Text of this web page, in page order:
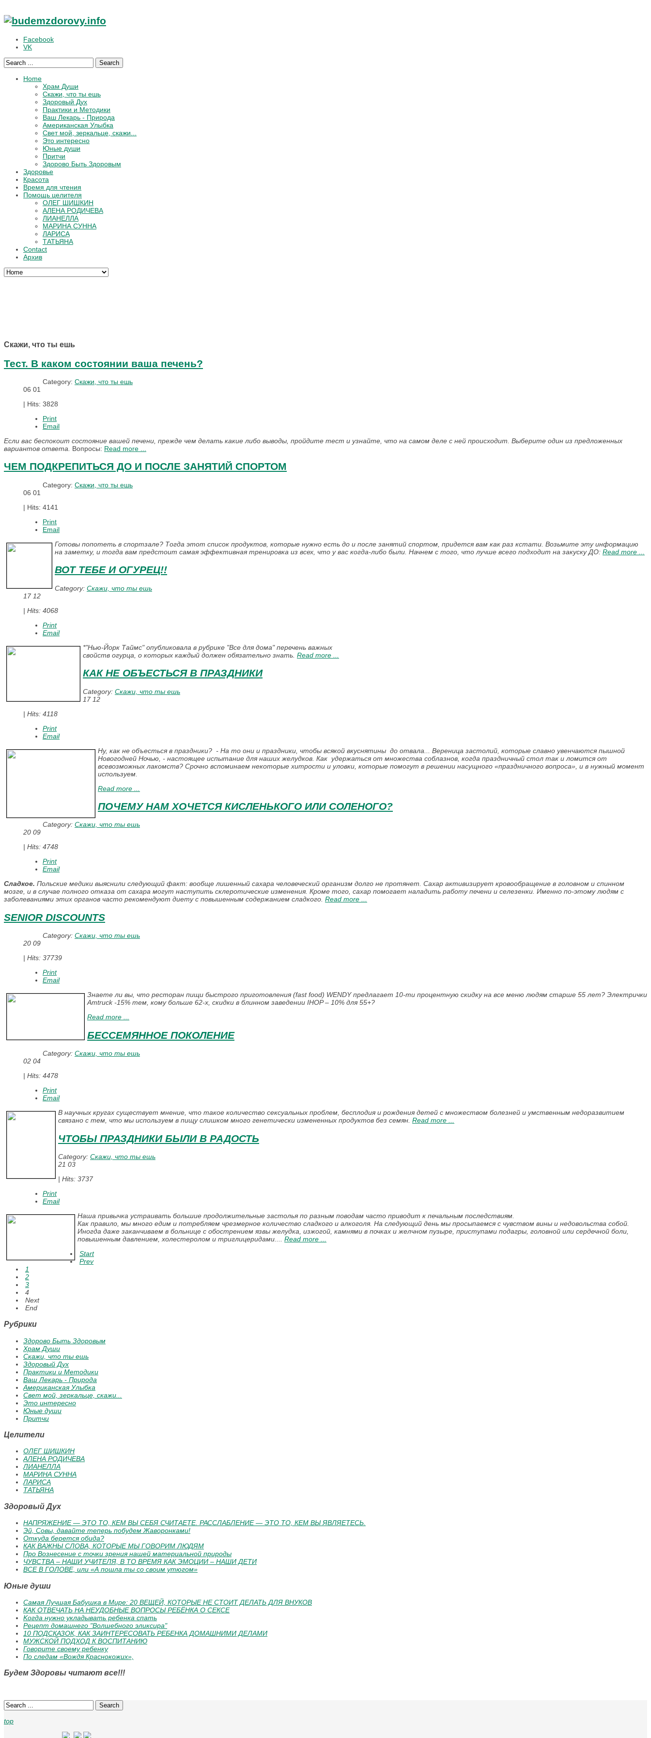
Facebook
VK
Search
Home
Храм Души
Скажи, что ты ешь
Здоровый Дух
Практики и Методики
Ваш Лекарь - Природа
Американская Улыбка
Свет мой, зеркальце, скажи...
Это интересно
Юные души
Притчи
Здорово Быть Здоровым
Здоровье
Красота
Время для чтения
Помощь целителя
ОЛЕГ ШИШКИН
АЛЕНА РОДИЧЕВА
ЛИАНЕЛЛА
МАРИНА СУННА
ЛАРИСА
ТАТЬЯНА
Contact
Архив
Скажи, что ты ешь
Тест. В каком состоянии ваша печень?
Category: Скажи, что ты ешь
06 01
| Hits: 3828
Print
Email
Если вас беспокоит состояние вашей печени, прежде чем делать какие либо выводы, пройдите тест и узнайте, что на самом деле с ней происходит. Выберите один из предложенных
вариантов ответа. Вопросы: Read more ...
ЧЕМ ПОДКРЕПИТЬСЯ ДО И ПОСЛЕ ЗАНЯТИЙ СПОРТОМ
Category: Скажи, что ты ешь
06 01
| Hits: 4141
Print
Email
Готовы попотеть в спортзале? Тогда этот список продуктов, которые нужно есть до и после занятий спортом, придется вам как раз кстати. Возьмите эту информацию
на заметку, и тогда вам предстоит самая эффективная тренировка из всех, что у вас когда-либо были. Начнем с того, что лучше всего подходит на закуску ДО: Read more ...
ВОТ ТЕБЕ И ОГУРЕЦ!!
Category: Скажи, что ты ешь
17 12
| Hits: 4068
Print
Email
*"Нью-Йорк Таймс" опубликовала в рубрике "Все для дома" перечень важных
свойств огурца, о которых каждый должен обязательно знать. Read more ...
КАК НЕ ОБЪЕСТЬСЯ В ПРАЗДНИКИ
Category: Скажи, что ты ешь
17 12
| Hits: 4118
Print
Email
Ну, как не объесться в праздники? - На то они и праздники, чтобы всякой вкуснятины до отвала... Вереница застолий, которые славно увенчаются пышной
Новогодней Ночью, - настоящее испытание для наших желудков. Как удержаться от множества соблазнов, когда праздничный стол так и ломится от
всевозможных лакомств? Срочно вспоминаем некоторые хитрости и уловки, которые помогут в решении насущного «праздничного вопроса», и в нужный момент
используем.
Read more ...
ПОЧЕМУ НАМ ХОЧЕТСЯ КИСЛЕНЬКОГО ИЛИ СОЛЕНОГО?
Category: Скажи, что ты ешь
20 09
| Hits: 4748
Print
Email
Сладкое. Польские медики выяснили следующий факт: вообще лишенный сахара человеческий организм долго не протянет. Сахар активизирует кровообращение в головном и спинном
мозге, и в случае полного отказа от сахара могут наступить склеротические изменения. Кроме того, сахар помогает наладить работу печени и селезенки. Именно по-этому людям с
заболеваниями этих органов часто рекомендуют диету с повышенным содержанием сладкого. Read more ...
SENIOR DISCOUNTS
Category: Скажи, что ты ешь
20 09
| Hits: 37739
Print
Email
Знаете ли вы, что ресторан пищи быстрого приготовления (fast food) WENDY предлагает 10-ти процентную скидку на все меню людям старше 55 лет? Электрички
Amtruck -15% тем, кому больше 62-х, скидки в блинном заведении IHOP – 10% для 55+?
Read more ...
БЕCСЕМЯННОЕ ПОКОЛЕНИЕ
Category: Скажи, что ты ешь
02 04
| Hits: 4478
Print
Email
В научных кругах существует мнение, что такое количество сексуальных проблем, бесплодия и рождения детей с множеством болезней и умственным недоразвитием
связано с тем, что мы используем в пищу слишком много генетически измененных продуктов без семян. Read more ...
ЧТОБЫ ПРАЗДНИКИ БЫЛИ В РАДОСТЬ
Category: Скажи, что ты ешь
21 03
| Hits: 3737
Print
Email
Наша привычка устраивать большие продолжительные застолья по разным поводам часто приводит к печальным последствиям.
Как правило, мы много едим и потребляем чрезмерное количество сладкого и алкоголя. На следующий день мы просыпаемся с чувством вины и недовольства собой.
Иногда даже заканчиваем в больнице с обострением язвы желудка, изжогой, камнями в почках и желчном пузыре, приступами подагры, головной или сердечной боли,
повышенным давлением, холестеролом и триглицеридами.... Read more ...
Start
Prev
1
2
3
4
Next
End
Рубрики
Здорово Быть Здоровым
Храм Души
Скажи, что ты ешь
Здоровый Дух
Практики и Методики
Ваш Лекарь - Природа
Американская Улыбка
Свет мой, зеркальце, скажи...
Это интересно
Юные души
Притчи
Целители
ОЛЕГ ШИШКИН
АЛЕНА РОДИЧЕВА
ЛИАНЕЛЛА
МАРИНА СУННА
ЛАРИСА
ТАТЬЯНА
Здоровый Дух
НАПРЯЖЕНИЕ — ЭТО ТО, КЕМ ВЫ СЕБЯ СЧИТАЕТЕ. РАССЛАБЛЕНИЕ — ЭТО ТО, КЕМ ВЫ ЯВЛЯЕТЕСЬ.
Эй, Совы, давайте теперь побудем Жаворонками!
Откуда берется обида?
КАК ВАЖНЫ СЛОВА, КОТОРЫЕ МЫ ГОВОРИМ ЛЮДЯМ
Про Вознесение с точки зрения нашей материальной природы
ЧУВСТВА – НАШИ УЧИТЕЛЯ, В ТО ВРЕМЯ КАК ЭМОЦИИ – НАШИ ДЕТИ
ВСЕ В ГОЛОВЕ, или «А пошла ты со своим утюгом»
Юные души
Самая Лучшая Бабушка в Мире: 20 ВЕЩЕЙ, КОТОРЫЕ НЕ СТОИТ ДЕЛАТЬ ДЛЯ ВНУКОВ
КАК ОТВЕЧАТЬ НА НЕУДОБНЫЕ ВОПРОСЫ РЕБЁНКА О СЕКСЕ
Koгдa нужнo уклaдывaть peбeнкa cпaть
Рецепт домашнего "Волшебного эликсира"
10 ПОДСКАЗОК, КАК ЗАИНТЕРЕСОВАТЬ РЕБЕНКА ДОМАШНИМИ ДЕЛАМИ
МУЖСКОЙ ПОДХОД К ВОСПИТАНИЮ
Говорите своему ребенку
По следам «Вождя Краснокожих»,
Будем Здоровы читают все!!!
Search
top